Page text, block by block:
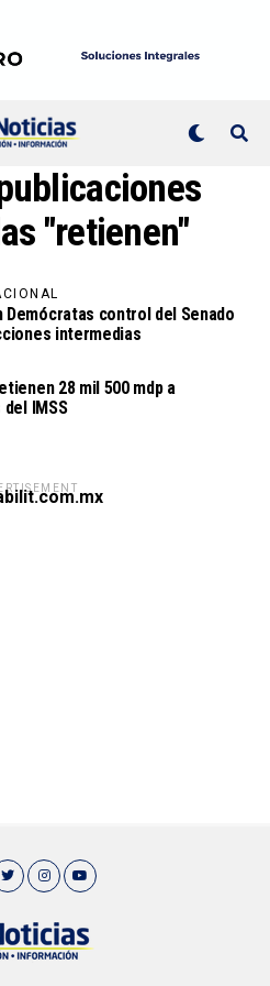
"retienen"
Demócratas control del Senado
intermedias
28 mil 500 mdp a
IMSS